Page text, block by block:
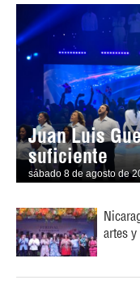
Juan Luis
suficiente
sábado 8 de agosto de
artes